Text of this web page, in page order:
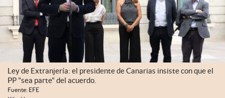
Ley de Extranjería: el presidente de Canarias insiste con que el
PP "sea parte" del acuerdo.
Fuente: EFE